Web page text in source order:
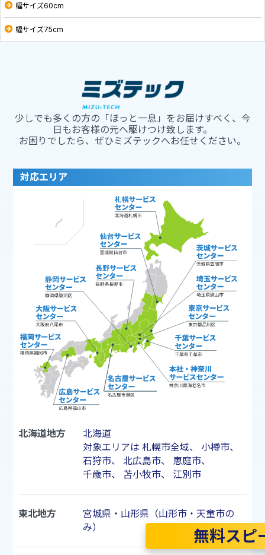
幅サイズ60cm
幅サイズ75cm
少しでも多くの方の「ほっと一息」をお届けすべく、今
日もお客様の元へ駆けつけ致します。
お困りでしたら、ぜひミズテックへお任せください。
対応エリア
北海道地方
北海道
対象エリアは 札幌市全域、 小樽市、
石狩市、 北広島市、 恵庭市、
千歳市、 苫小牧市、 江別市
東北地方
宮城県・山形県（山形市・天童市の
み）
無料スピ